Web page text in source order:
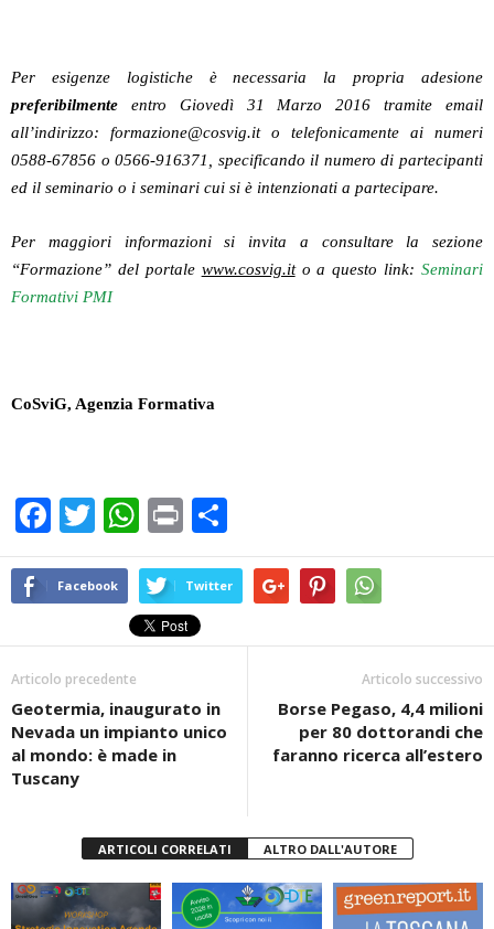
Per esigenze logistiche è necessaria la propria adesione
preferibilmente entro Giovedì 31 Marzo 2016 tramite email
all’indirizzo: formazione@cosvig.it o telefonicamente ai numeri
0588-67856 o 0566-916371, specificando il numero di partecipanti
ed il seminario o i seminari cui si è intenzionati a partecipare.
Per maggiori informazioni si invita a consultare la sezione
“Formazione” del portale www.cosvig.ito a questo link: Seminari
Formativi PMI
CoSviG, Agenzia Formativa
F
a
c
b
o
o
k
T
wi
tt
W
h
at
s
A
p
Pr
in
t
o
n
vi
Facebook Twitter
Articolo precedente
Geotermia, inaugurato in
Nevada un impianto unico
al mondo: è made in
Tuscany
Articolo successivo
Borse Pegaso, 4,4 milioni
per 80 dottorandi che
faranno ricerca all’estero
ARTICOLI CORRELATI ALTRO DALL'AUTORE